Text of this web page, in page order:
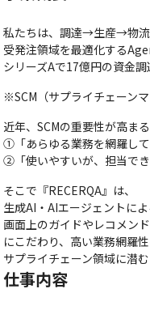
私たちは、調達→生産→物流
受発注領域を最適化する
シリーズAで17億円の資金
※SCM（サプライチェーン
近年、SCMの重要性が高ま
①「あらゆる業務を網羅し
②「使いやすいが、担当で
そこで『RECERQA』は、
生成AI・AIエージェントに
画面上のガイドやレコメン
にこだわり、高い業務網羅
サプライチェーン領域に潜
仕事内容